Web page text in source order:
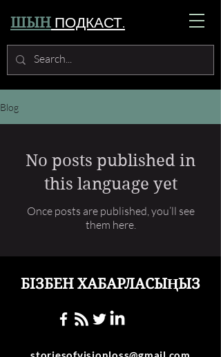
ШЫН ПОДКАСТ.
Blog
No posts published in
this language yet
Once posts are published, you’ll see
them here.
БІЗБЕН ХАБАРЛАСЫҢЫЗ